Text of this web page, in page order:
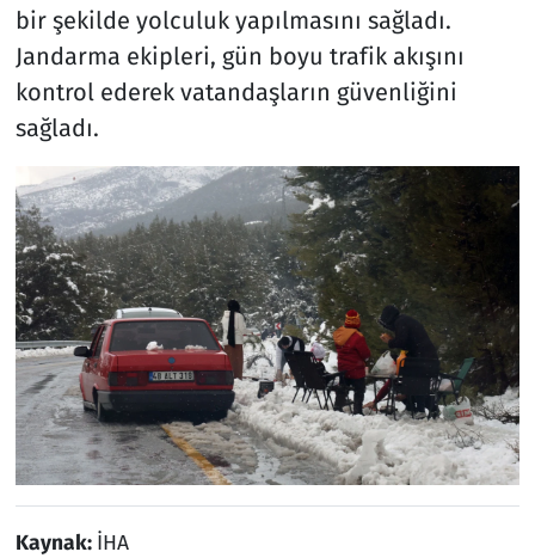
bir şekilde yolculuk yapılmasını sağladı.
Jandarma ekipleri, gün boyu trafik akışını
kontrol ederek vatandaşların güvenliğini
sağladı.
Kaynak: İHA